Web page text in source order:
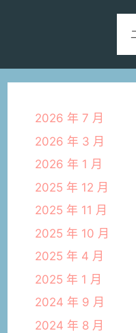
2026 年 7 月
2026 年 3 月
2026 年 1 月
2025 年 12 月
2025 年 11 月
2025 年 10 月
2025 年 4 月
2025 年 1 月
2024 年 9 月
2024 年 8 月